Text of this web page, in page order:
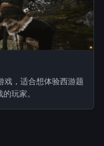
戏，适合想体验西游题
玩家。